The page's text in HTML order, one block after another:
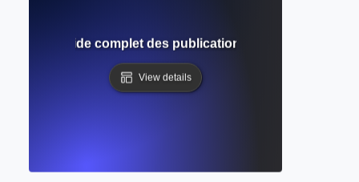
? Guide complet des publications savantes et de
View details